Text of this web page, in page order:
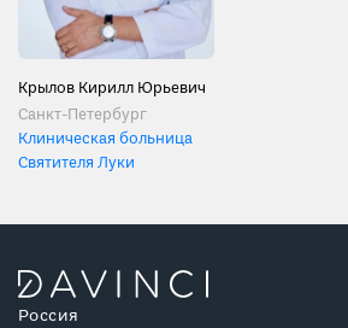
Крылов Кирилл Юрьевич
Санкт-Петербург
Клиническая больница
Святителя Луки
Россия